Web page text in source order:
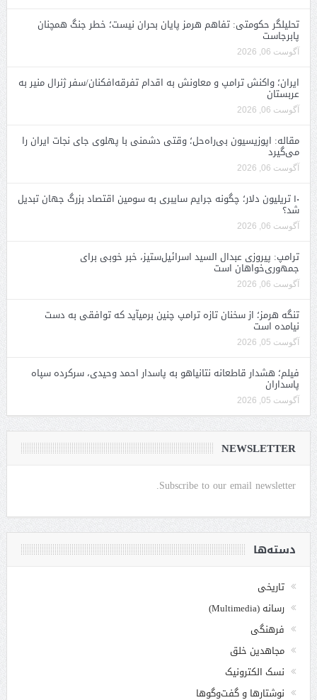
تحلیلگر حکومتی: تفاهم هرمز پایان بحران نیست؛ خطر جنگ همچنان
پابرجاست
آگوست 06, 2026
ایران؛ واکنش ترامپ و معاونش به اقدام تفرقه‌افکنان/سفر ژنرال منیر به
عربستان
آگوست 06, 2026
مقاله: اپوزیسیون بی‌راه‌حل؛ وقتی دشمنی با پهلوی جای نجات ایران را
می‌گیرد
آگوست 06, 2026
۱۰ تریلیون دلار؛ چگونه جرایم سایبری به سومین اقتصاد بزرگ جهان تبدیل
شد؟
آگوست 06, 2026
ترامپ: پیروزی عبدال السید اسرائیل‌ستیز، خبر خوبی برای
جمهوری‌خواهان است
آگوست 06, 2026
تنگه هرمز؛ از سخنان تازه ترامپ چنین برمیآید که توافقی به دست
نیامده است
آگوست 05, 2026
فیلم؛ هشدار قاطعانه نتانیاهو به پاسدار احمد وحیدی، سرکرده سپاه
پاسداران
آگوست 05, 2026
NEWSLETTER
Subscribe to our email newsletter.
دسته‌ها
تاریخی
رسانه (Multimedia)
فرهنگی
مجاهدین خلق
نسک الکترونیک
نوشتارها و گفت‌وگوها